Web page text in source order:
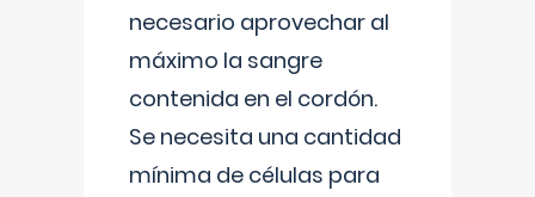
necesario aprovechar al
máximo la sangre
contenida en el cordón.
Se necesita una cantidad
mínima de células para